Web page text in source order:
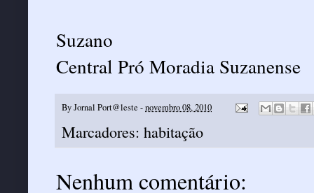
Suzano
Central Pró Moradia Suzanense
ByJornal Port@leste -novembro 08, 2010
Marcadores: habitação
Nenhum comentário: